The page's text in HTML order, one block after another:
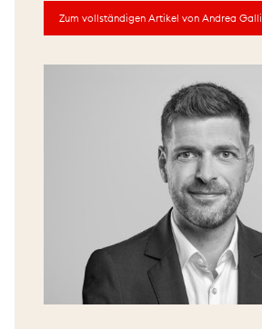
Zum vollständigen Artikel von Andrea Galli